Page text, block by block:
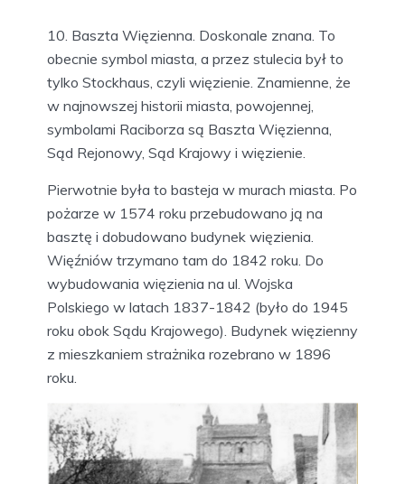
10. Baszta Więzienna. Doskonale znana. To
obecnie symbol miasta, a przez stulecia był to
tylko Stockhaus, czyli więzienie. Znamienne, że
w najnowszej historii miasta, powojennej,
symbolami Raciborza są Baszta Więzienna,
Sąd Rejonowy, Sąd Krajowy i więzienie.
Pierwotnie była to basteja w murach miasta. Po
pożarze w 1574 roku przebudowano ją na
basztę i dobudowano budynek więzienia.
Więźniów trzymano tam do 1842 roku. Do
wybudowania więzienia na ul. Wojska
Polskiego w latach 1837-1842 (było do 1945
roku obok Sądu Krajowego). Budynek więzienny
z mieszkaniem strażnika rozebrano w 1896
roku.